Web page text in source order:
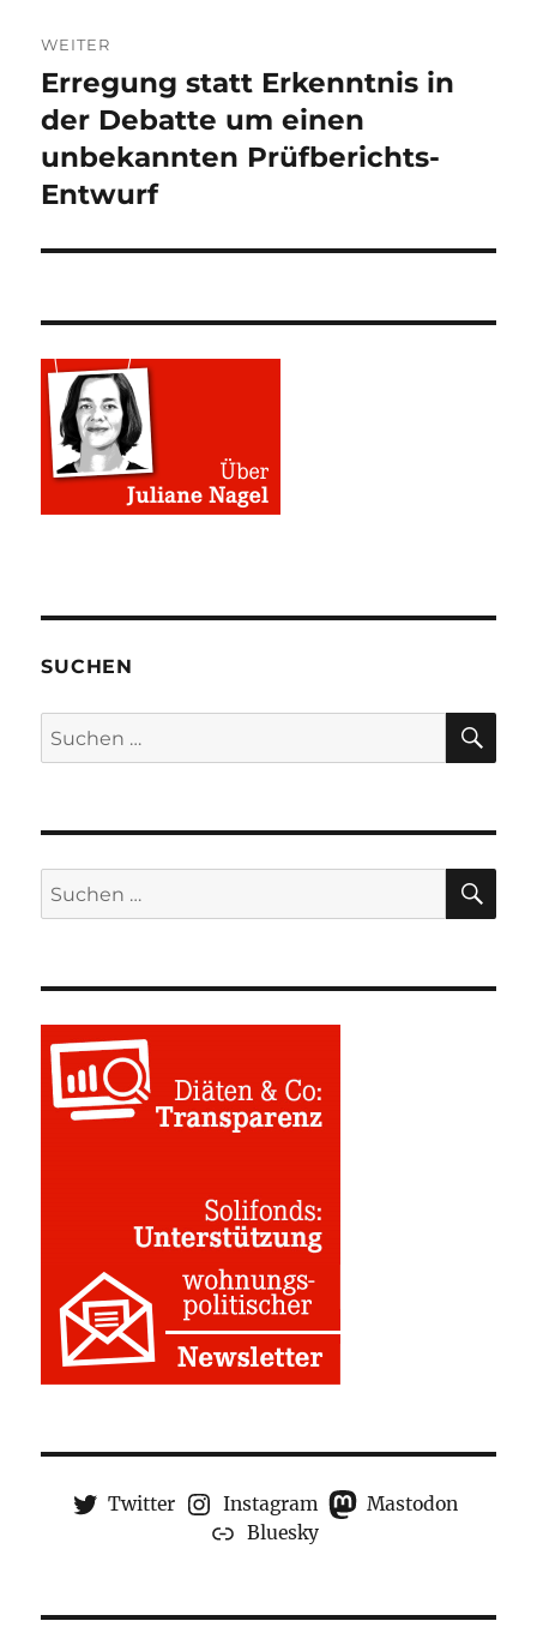
WEITER
Nächster
Beitrag:
Erregung statt Erkenntnis in
der Debatte um einen
unbekannten Prüfberichts-
Entwurf
SUCHEN
Suchen
nach:
Suchen
nach:
Twitter Instagram
Mastodon
Bluesky